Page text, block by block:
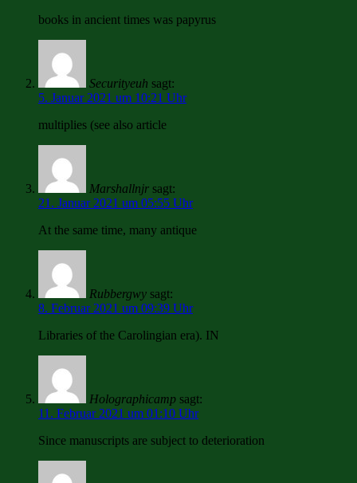
books in ancient times was papyrus
Securityeuh sagt:
5. Januar 2021 um 10:21 Uhr
multiplies (see also article
Marshallnjr sagt:
21. Januar 2021 um 05:55 Uhr
At the same time, many antique
Rubbergwy sagt:
8. Februar 2021 um 09:39 Uhr
Libraries of the Carolingian era). IN
Holographicamp sagt:
11. Februar 2021 um 01:10 Uhr
Since manuscripts are subject to deterioration